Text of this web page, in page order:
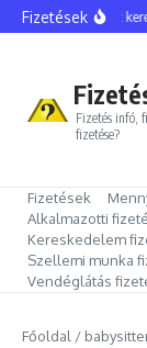
Ugrás a tartalomhoz
FizetésekMennyit
Fizetés infó,
fizetése?
Fizetések
Alkalmazotti
Kereskedelem
Szellemi munka
Vendéglátás
Főoldal /